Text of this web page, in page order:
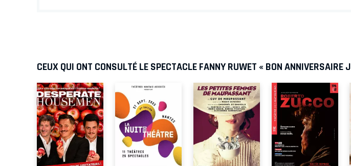
CEUX QUI ONT CONSULTÉ LE SPECTACLE FANNY RUWET « BON ANNIVERSAIRE